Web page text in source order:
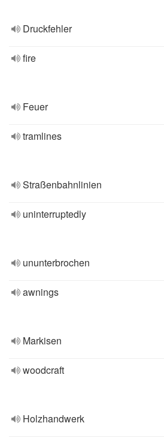
Druckfehler
fire
Feuer
tramlines
Straßenbahnlinien
uninterruptedly
ununterbrochen
awnings
Markisen
woodcraft
Holzhandwerk